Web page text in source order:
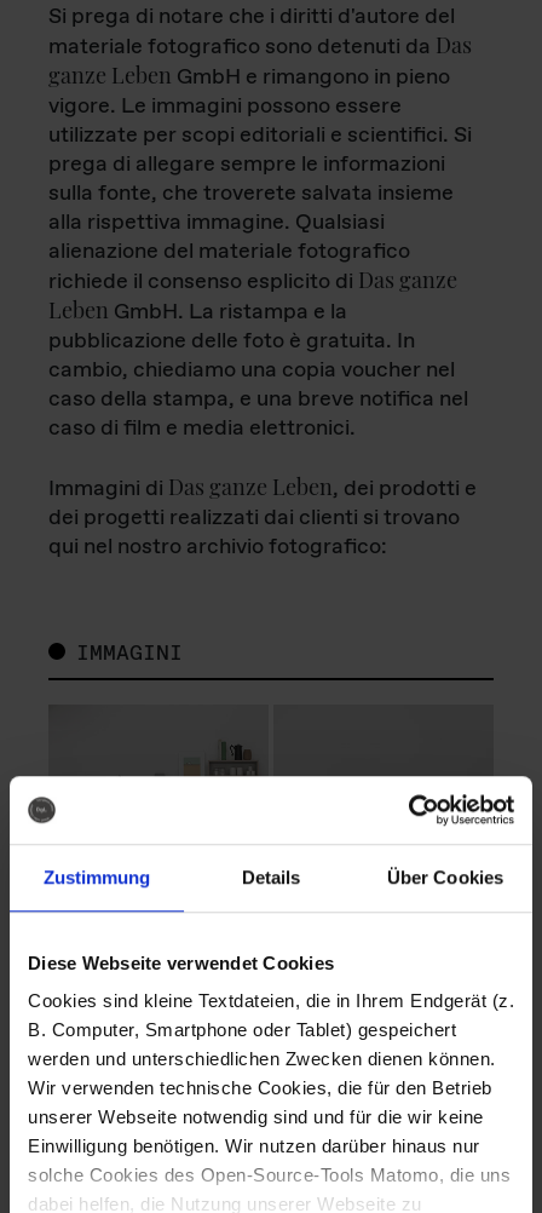
Zustimmung Details Über Cookies
Diese Webseite verwendet Cookies
Cookies sind kleine Textdateien, die in Ihrem Endgerät (z.
B. Computer, Smartphone oder Tablet) gespeichert
werden und unterschiedlichen Zwecken dienen können.
Wir verwenden technische Cookies, die für den Betrieb
unserer Webseite notwendig sind und für die wir keine
Einwilligung benötigen. Wir nutzen darüber hinaus nur
solche Cookies des Open-Source-Tools Matomo, die uns
dabei helfen, die Nutzung unserer Webseite zu
Si prega di notare che i diritti d'autore del
materiale fotografico sono detenuti da Das
ganze Leben GmbH e rimangono in pieno
vigore. Le immagini possono essere
utilizzate per scopi editoriali e scientifici. Si
prega di allegare sempre le informazioni
sulla fonte, che troverete salvata insieme
alla rispettiva immagine. Qualsiasi
alienazione del materiale fotografico
richiede il consenso esplicito di Das ganze
Leben GmbH. La ristampa e la
pubblicazione delle foto è gratuita. In
cambio, chiediamo una copia voucher nel
caso della stampa, e una breve notifica nel
caso di film e media elettronici.
Immagini di Das ganze Leben, dei prodotti e
dei progetti realizzati dai clienti si trovano
qui nel nostro archivio fotografico:
IMMAGINI
Fotografo: Lorenz
Sternbach
Download
Fotografo: Lorenz
Sternbach
Download